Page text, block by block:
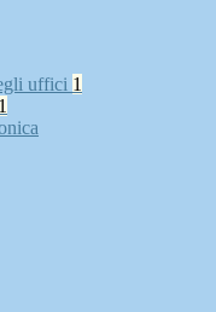
uffici 1
1